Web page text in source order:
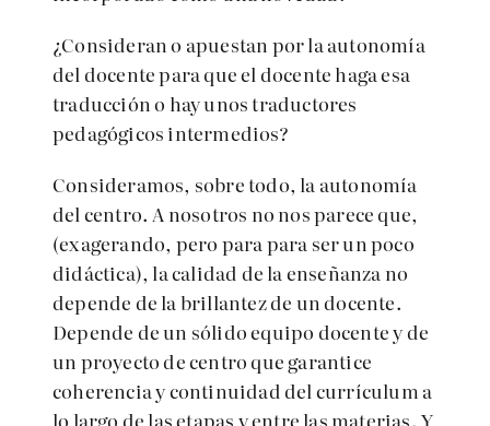
¿Consideran o apuestan por la autonomía
del docente para que el docente haga esa
traducción o hay unos traductores
pedagógicos intermedios?
Consideramos, sobre todo, la autonomía
del centro. A nosotros no nos parece que,
(exagerando, pero para para ser un poco
didáctica), la calidad de la enseñanza no
depende de la brillantez de un docente.
Depende de un sólido equipo docente y de
un proyecto de centro que garantice
coherencia y continuidad del currículum a
lo largo de las etapas y entre las materias. Y